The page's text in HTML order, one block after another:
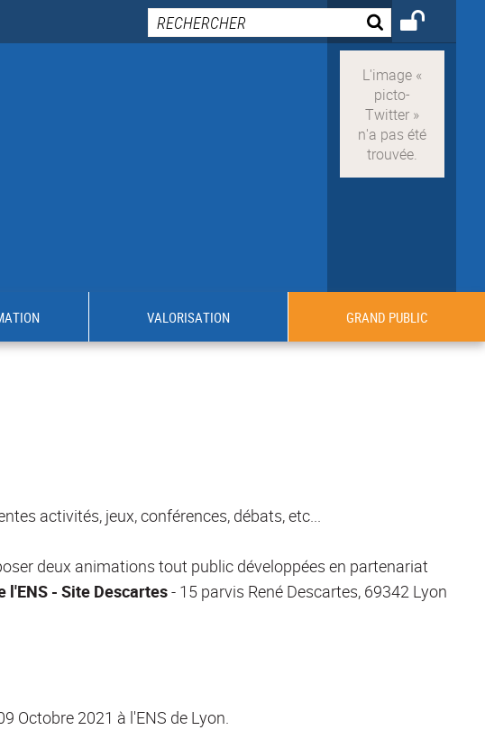
VALORISATION GRAND PUBLIC
activités, jeux, conférences, débats, etc...
deux animations tout public développées en partenariat
l'ENS - Site Descartes- 15 parvis René Descartes, 69342 Lyon
Octobre 2021 à l'ENS de Lyon.